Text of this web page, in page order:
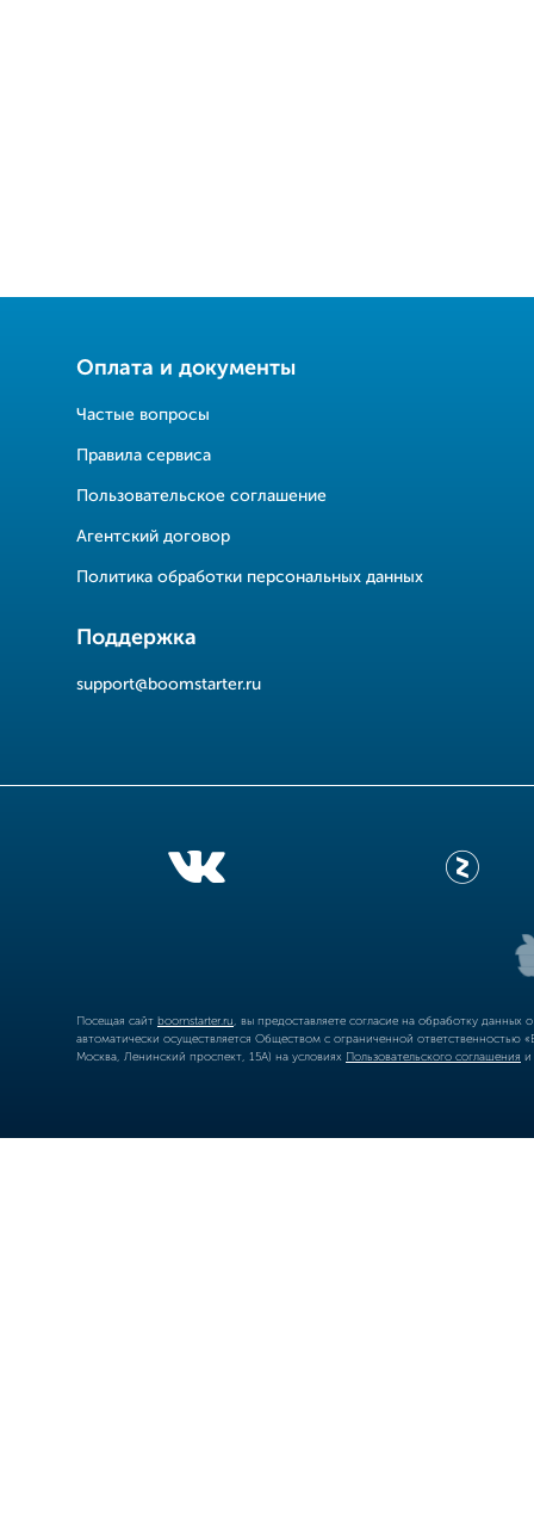
Оплата и документы
Частые вопросы
Правила сервиса
Пользовательское соглашение
Агентский договор
Политика обработки персональных данных
Поддержка
support@boomstarter.ru
Посещая сайт boomstarter.ru , вы предоставляете согласие на обработку
автоматически осуществляется Обществом с ограниченной
Москва, Ленинский проспект, 15А) на условиях Пользовательского соглашения и